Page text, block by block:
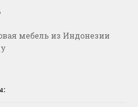
мебель из Индонезии